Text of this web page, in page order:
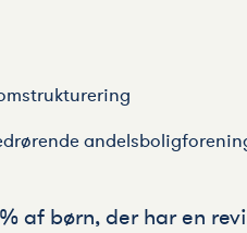
af børn, der har en